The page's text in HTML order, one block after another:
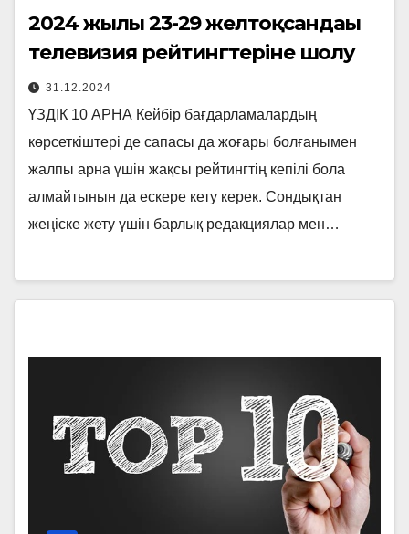
2024 жылғы 23-29 желтоқсандағы
телевизия рейтингтеріне шолу
31.12.2024
ҮЗДІК 10 АРНА Кейбір бағдарламалардың
көрсеткіштері де сапасы да жоғары болғанымен
жалпы арна үшін жақсы рейтингтің кепілі бола
алмайтынын да ескере кету керек. Сондықтан
жеңіске жету үшін барлық редакциялар мен…